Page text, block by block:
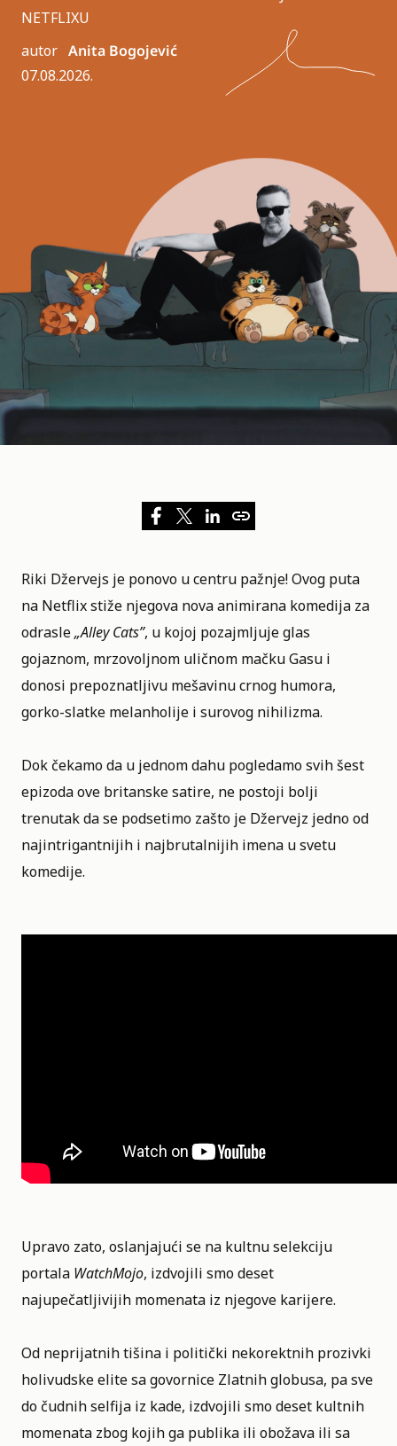
NETFLIXU
autor Anita Bogojević
07.08.2026.
Riki Džervejs je ponovo u centru pažnje! Ovog puta
na Netflixstiže njegova nova animirana komedija za
odrasle„Alley Cats”, u kojoj pozajmljuje glas
gojaznom, mrzovoljnom uličnom mačku Gasu i
donosi prepoznatljivu mešavinu crnog humora,
gorko-slatke melanholije i surovog nihilizma.
Dok čekamo da u jednom dahu pogledamo svih šest
epizoda ove britanske satire, ne postoji bolji
trenutak da se podsetimo zašto je Džervejz jedno od
najintrigantnijih i najbrutalnijih imena u svetu
komedije.
Upravo zato, oslanjajući se na kultnu selekciju
portala WatchMojo, izdvojili smo deset
najupečatljivijih momenata iz njegove karijere.
Od neprijatnih tišina i politički nekorektnih prozivki
holivudske elite sa govornice Zlatnih globusa, pa sve
do čudnih selfija iz kade, izdvojili smo deset kultnih
momenata zbog kojih ga publika ili obožava ili sa